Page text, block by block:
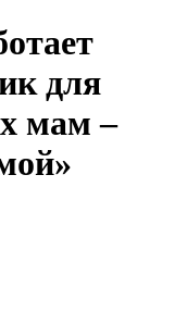
для
мам –